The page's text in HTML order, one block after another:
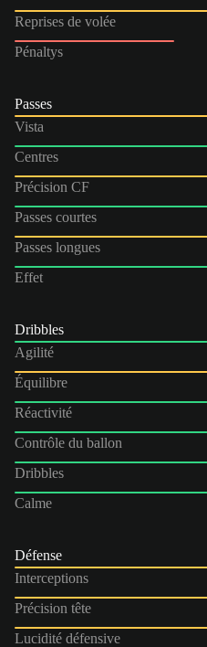
Reprises de volée
Pénaltys
Passes
Vista
Centres
Précision CF
Passes courtes
Passes longues
Effet
Dribbles
Agilité
Équilibre
Réactivité
Contrôle du ballon
Dribbles
Calme
Défense
Interceptions
Précision tête
Lucidité défensive